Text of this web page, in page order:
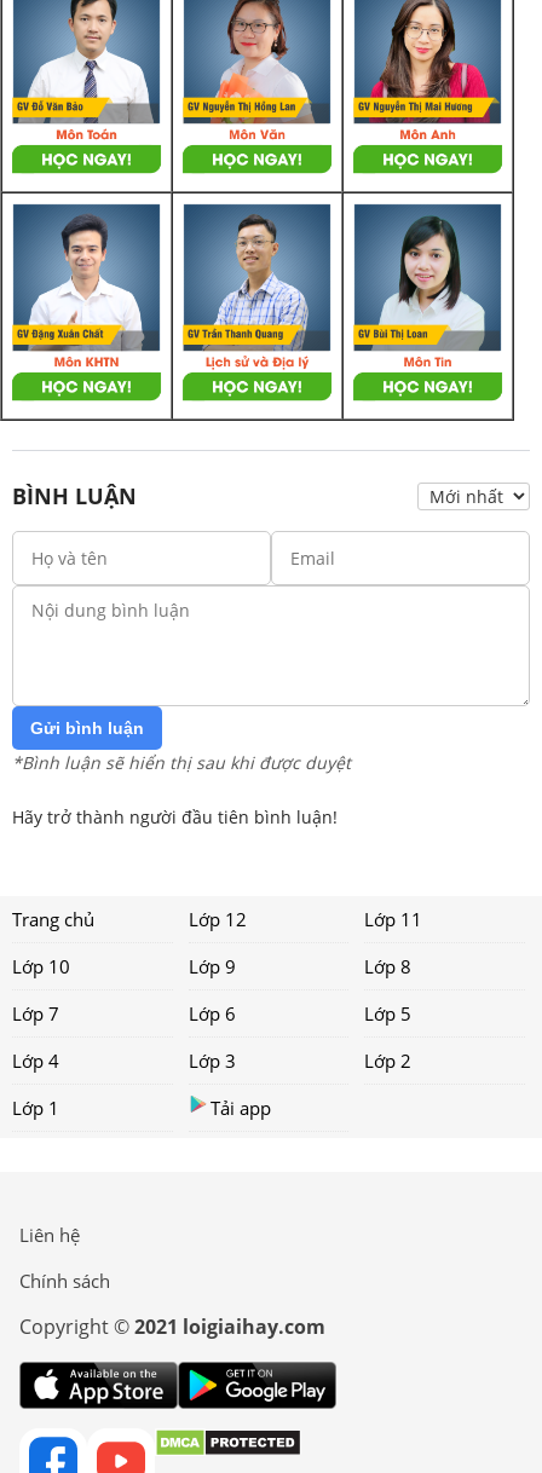
BÌNH LUẬN
Gửi bình luận
*Bình luận sẽ hiển thị sau khi được duyệt
Hãy trở thành người đầu tiên bình luận!
Trang chủ Lớp 12
Lớp 11
Lớp 10
Lớp 9
Lớp 8
Lớp 7
Lớp 6
Lớp 5
Lớp 4
Lớp 3
Lớp 2
Lớp 1
Tải app
Liên hệ
Chính sách
Copyright ©2021 loigiaihay.com